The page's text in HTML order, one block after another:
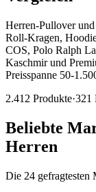
Herren-Pullover
Roll-Kragen,
COS, Polo Ralph
Kaschmir und
Preisspanne 50-
2.412 Produkte·321
Beliebte
Herren
Die 24 gefragtesten